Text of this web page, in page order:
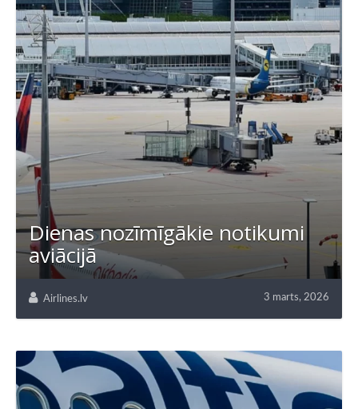
Dienas nozīmīgākie notikumi
aviācijā
Airlines.lv 3 marts, 2026